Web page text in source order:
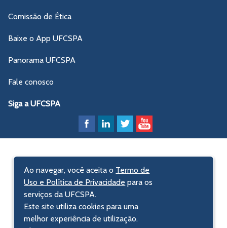
Comissão de Ética
Baixe o App UFCSPA
Panorama UFCSPA
Fale conosco
Siga a UFCSPA
Ao navegar, você aceita o Termo de
Uso e Política de Privacidade para os
serviços da UFCSPA.
Este site utiliza cookies para uma
melhor experiência de utilização.